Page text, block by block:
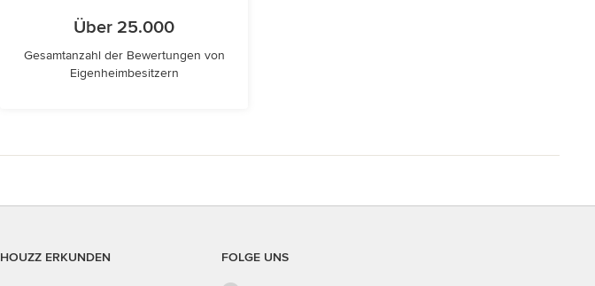
Über 25.000
Gesamtanzahl der Bewertungen von
Eigenheimbesitzern
HOUZZ ERKUNDEN FOLGE UNS